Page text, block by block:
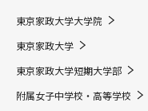
東京家政大学大学院
東京家政大学
東京家政大学短期大学部
附属女子中学校・高等学校